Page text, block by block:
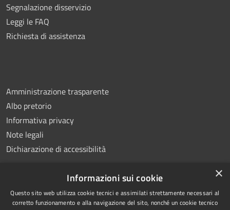
Segnalazione disservizio
Leggi le FAQ
Richiesta di assistenza
Amministrazione trasparente
Albo pretorio
Informativa privacy
Note legali
Dichiarazione di accessibilità
RSS
Copyright © 2026 • Comune di
×
Informazioni sui cookie
Questo sito web utilizza cookie tecnici e assimilati strettamente necessari al
corretto funzionamento e alla navigazione del sito, nonché un cookie tecnico